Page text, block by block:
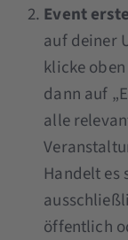
Event
auf deiner
klicke
dann auf
alle
Handelt es
öffentlich